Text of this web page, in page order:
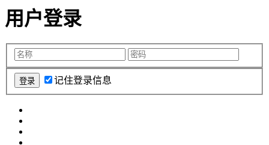
用户登录
记住登录信息